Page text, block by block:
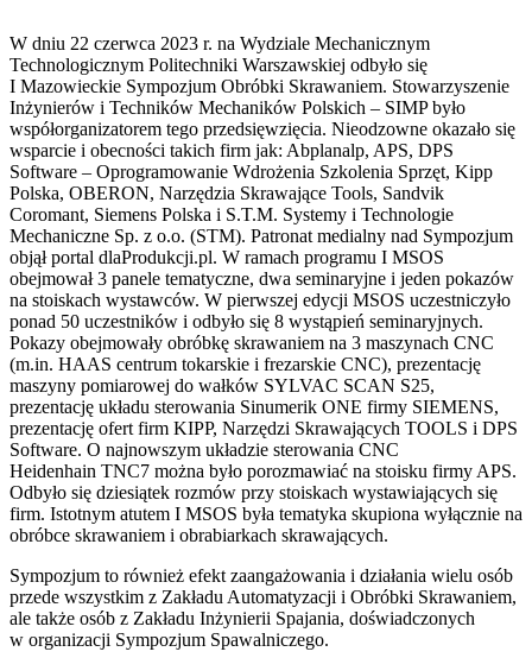
W dniu 22 czerwca 2023 r. na Wydziale Mechanicznym
Technologicznym Politechniki Warszawskiej odbyło się
I Mazowieckie Sympozjum Obróbki Skrawaniem. Stowarzyszenie
Inżynierów i Techników Mechaników Polskich – SIMP było
współorganizatorem tego przedsięwzięcia. Nieodzowne okazało się
wsparcie i obecności takich firm jak: Abplanalp, APS, DPS
Software – Oprogramowanie Wdrożenia Szkolenia Sprzęt, Kipp
Polska, OBERON, Narzędzia Skrawające Tools, Sandvik
Coromant, Siemens Polska i S.T.M. Systemy i Technologie
Mechaniczne Sp. z o.o. (STM). Patronat medialny nad Sympozjum
objął portal dlaProdukcji.pl. W ramach programu I MSOS
obejmował 3 panele tematyczne, dwa seminaryjne i jeden pokazów
na stoiskach wystawców. W pierwszej edycji MSOS uczestniczyło
ponad 50 uczestników i odbyło się 8 wystąpień seminaryjnych.
Pokazy obejmowały obróbkę skrawaniem na 3 maszynach CNC
(m.in. HAAS centrum tokarskie i frezarskie CNC), prezentację
maszyny pomiarowej do wałków SYLVAC SCAN S25,
prezentację układu sterowania Sinumerik ONE firmy SIEMENS,
prezentację ofert firm KIPP, Narzędzi Skrawających TOOLS i DPS
Software. O najnowszym układzie sterowania CNC
Heidenhain TNC7 można było porozmawiać na stoisku firmy APS.
Odbyło się dziesiątek rozmów przy stoiskach wystawiających się
firm. Istotnym atutem I MSOS była tematyka skupiona wyłącznie na
obróbce skrawaniem i obrabiarkach skrawających.
Sympozjum to również efekt zaangażowania i działania wielu osób
przede wszystkim z Zakładu Automatyzacji i Obróbki Skrawaniem,
ale także osób z Zakładu Inżynierii Spajania, doświadczonych
w organizacji Sympozjum Spawalniczego.